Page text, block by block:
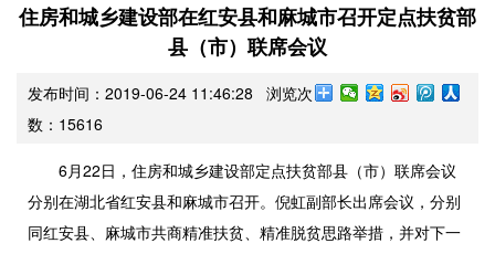
住房和城乡建设部在红安县和麻城市召开定点扶贫部
县（市）联席会议
发布时间：2019-06-24 11:46:28 浏览次
数： 15616
6月22日，住房和城乡建设部定点扶贫部县（市）联席会议
分别在湖北省红安县和麻城市召开。倪虹副部长出席会议，分别
同红安县、麻城市共商精准扶贫、精准脱贫思路举措，并对下一